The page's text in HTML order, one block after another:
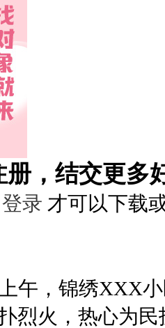
册，结交更多
登录 才可以下载
午，锦绣XXX
烈火，热心为